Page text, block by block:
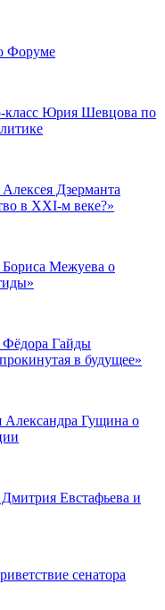
Форуме
класс Юрия Шевцова по
Дзерманта
в XXI-м веке?»
Бориса Межуева о
Фёдора Гайды
в будущее»
Александра Гущина о
Евстафьева и
сенатора